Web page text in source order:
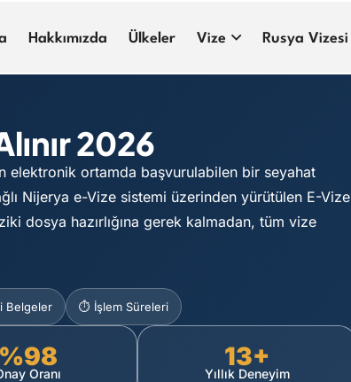
Hakkımızda Ülkeler Vize Rusya Vizesi
2026
elektronik ortamda başvurulabilen bir seyahat
Nijerya e-Vize sistemi üzerinden yürütülen E-Vize
dosya hazırlığına gerek kalmadan, tüm vize
Belgeler ⏱️ İşlem Süreleri
%98
Oranı
13+
Yıllık Deneyim